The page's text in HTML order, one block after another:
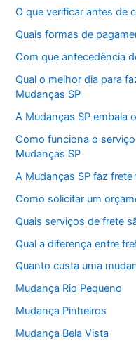
O que verificar antes de
Quais formas de
Com que antecedência
Qual o melhor dia para
Mudanças SP
A Mudanças SP embala
Como funciona o
Mudanças SP
A Mudanças SP faz
Como solicitar um
Quais serviços de frete
Qual a diferença entre
Quanto custa uma
Mudança Rio Pequeno
Mudança Pinheiros
Mudança Bela Vista